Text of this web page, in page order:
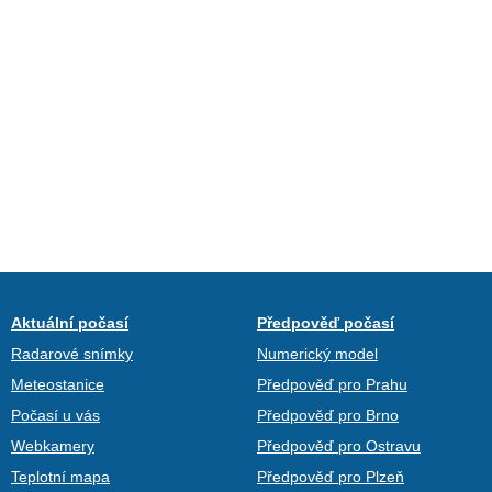
Aktuální počasí
Radarové snímky
Meteostanice
Počasí u vás
Webkamery
Teplotní mapa
Předpověď počasí
Numerický model
Předpověď pro Prahu
Předpověď pro Brno
Předpověď pro Ostravu
Předpověď pro Plzeň